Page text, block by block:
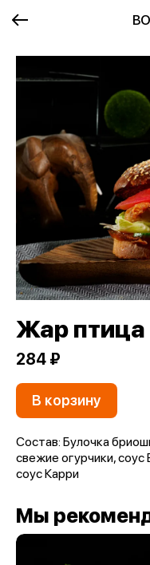
Жар птица
284 ₽
В корзину
Состав: Булочка
свежие огурчики,
соус Карри
Мы